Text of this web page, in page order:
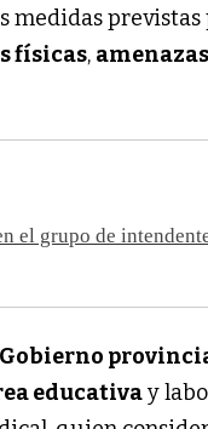
medidas previstas
físicas, amenazas
el grupo de
Gobierno
educativay